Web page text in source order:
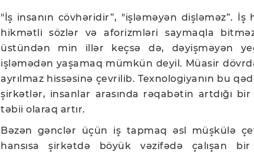
"İş insanın cövhəridir”, "işləməyən dişləməz”.
hikmətli sözlər və aforizmləri saymaqla
üstündən min illər keçsə də, dəyişməyən
işləmədən yaşamaq mümkün deyil. Müasir
ayrılmaz hissəsinə çevrilib. Texnologiyanın bu
şirkətlər, insanlar arasında rəqabətin artdığı
təbii olaraq artır.
Bəzən gənclər üçün iş tapmaq əsl müşkülə
hansısa şirkətdə böyük vəzifədə çalışan